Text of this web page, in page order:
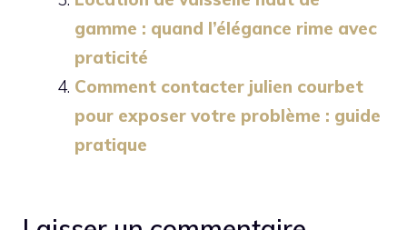
gamme : quand l’élégance rime avec
praticité
Comment contacter julien courbet
pour exposer votre problème : guide
pratique